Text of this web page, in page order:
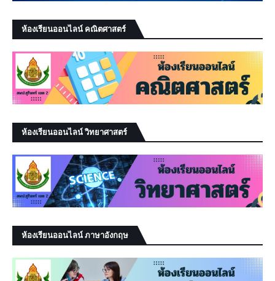
ห้องเรียนออนไลน์ คณิตศาสตร์
ห้องเรียนออนไลน์ วิทยาศาสตร์
ห้องเรียนออนไลน์ ภาษาอังกฤษ